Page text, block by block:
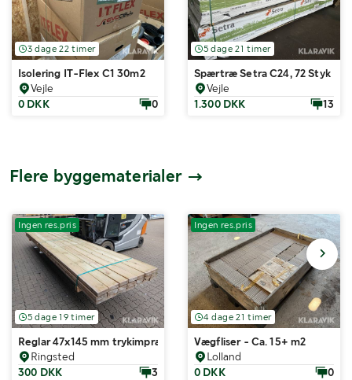
3 dage 22 timer
Isolering IT-Flex C1 30m2
Vejle
0 DKK
0
5 dage 21 timer
Spærtræ Setra C24, 72 Styk
Vejle
1.300 DKK
13
Flere byggematerialer
Ingen res.pris
5 dage 19 timer
Reglar 47x145 mm trykimprægneret 21 styk 480 cm
Ringsted
300 DKK
3
Ingen res.pris
4 dage 21 timer
Vægfliser - Ca. 15+ m2
Lolland
0 DKK
0